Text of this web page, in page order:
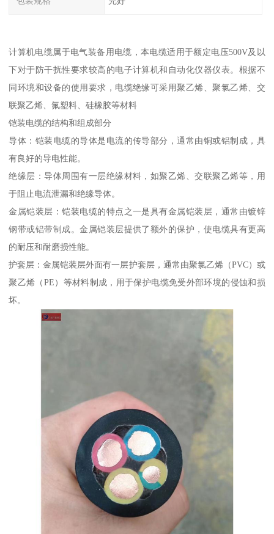
计算机电缆属于电气装备用电缆，本电缆适用于额定电压500V及以
下对于防干扰性要求较高的电子计算机和自动化仪器仪表。根据不
同环境和设备的使用要求，电缆绝缘可采用聚乙烯、聚氯乙烯、交
联聚乙烯、氟塑料、硅橡胶等材料
铠装电缆的结构和组成部分
导体：铠装电缆的导体是电流的传导部分，通常由铜或铝制成，具
有良好的导电性能。
绝缘层：导体周围有一层绝缘材料，如聚乙烯、交联聚乙烯等，用
于阻止电流泄漏和绝缘导体。
金属铠装层：铠装电缆的特点之一是具有金属铠装层，通常由镀锌
钢带或铝带制成。金属铠装层提供了额外的保护，使电缆具有更高
的耐压和耐磨损性能。
护套层：金属铠装层外面有一层护套层，通常由聚氯乙烯（PVC）或
聚乙烯（PE）等材料制成，用于保护电缆免受外部环境的侵蚀和损
坏。